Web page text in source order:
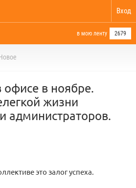
Вход
в мою ленту 2679
в ноябре.
жизни
администраторов.
это залог успеха.